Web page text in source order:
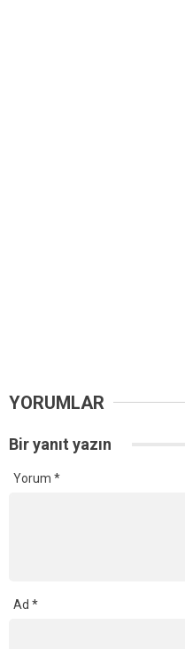
YORUMLAR
Bir yanıt yazın
Yorum *
Ad *